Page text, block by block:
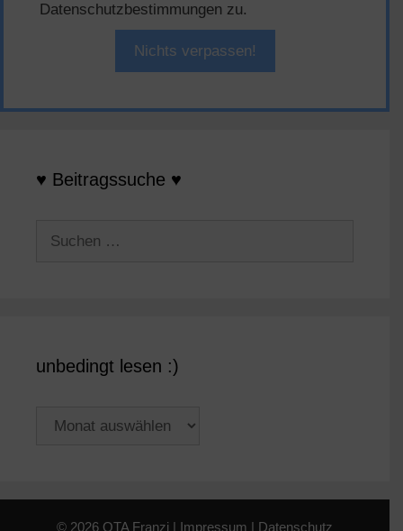
Datenschutzbestimmungen zu.
Nichts verpassen!
♥ Beitragssuche ♥
unbedingt lesen :)
unbedingt
© 2026 OTA Franzi | Impressum | Datenschutz